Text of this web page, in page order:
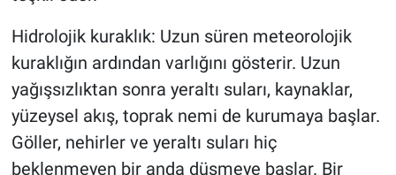
Hidrolojik kuraklık: Uzun süren meteorolojik
kuraklığın ardından varlığını gösterir. Uzun
yağışsızlıktan sonra yeraltı suları, kaynaklar,
yüzeysel akış, toprak nemi de kurumaya başlar.
Göller, nehirler ve yeraltı suları hiç
beklenmeyen bir anda düşmeye başlar. Bir